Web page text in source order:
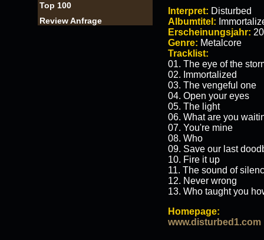
Top 100
Review Anfrage
Interpret: Disturbed
Albumtitel:
Erscheinungsjahr:
Genre: Metalcore
Tracklist:
01. The eye of the
02. Immortalized
03. The vengeful one
04. Open your eyes
05. The light
06. What are you
07. You're mine
08. Who
09. Save our last
10. Fire it up
11. The sound of
12. Never wrong
13. Who taught you
Homepage:
www.disturbed1.com